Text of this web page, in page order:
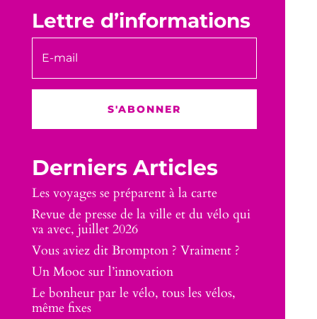
Lettre d’informations
S'ABONNER
Derniers Articles
Les voyages se préparent à la carte
Revue de presse de la ville et du vélo qui
va avec, juillet 2026
Vous aviez dit Brompton ? Vraiment ?
Un Mooc sur l’innovation
Le bonheur par le vélo, tous les vélos,
même fixes